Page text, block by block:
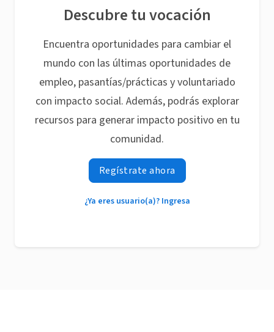
Descubre tu vocación
Encuentra oportunidades para cambiar el
mundo con las últimas oportunidades de
empleo, pasantías/prácticas y voluntariado
con impacto social. Además, podrás explorar
recursos para generar impacto positivo en tu
comunidad.
Regístrate ahora
¿Ya eres usuario(a)? Ingresa